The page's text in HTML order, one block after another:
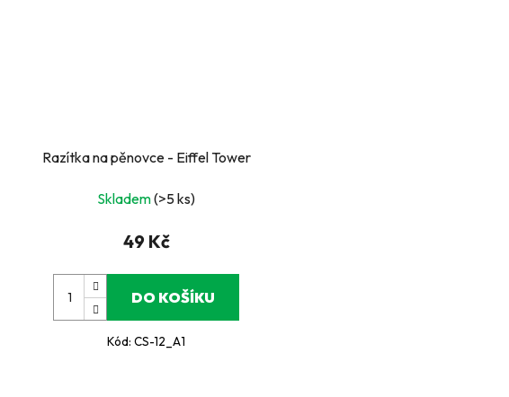
Razítka na pěnovce - Eiffel Tower
Skladem(>5 ks)
49 Kč
DO KOŠÍKU
Kód:CS-12_A1